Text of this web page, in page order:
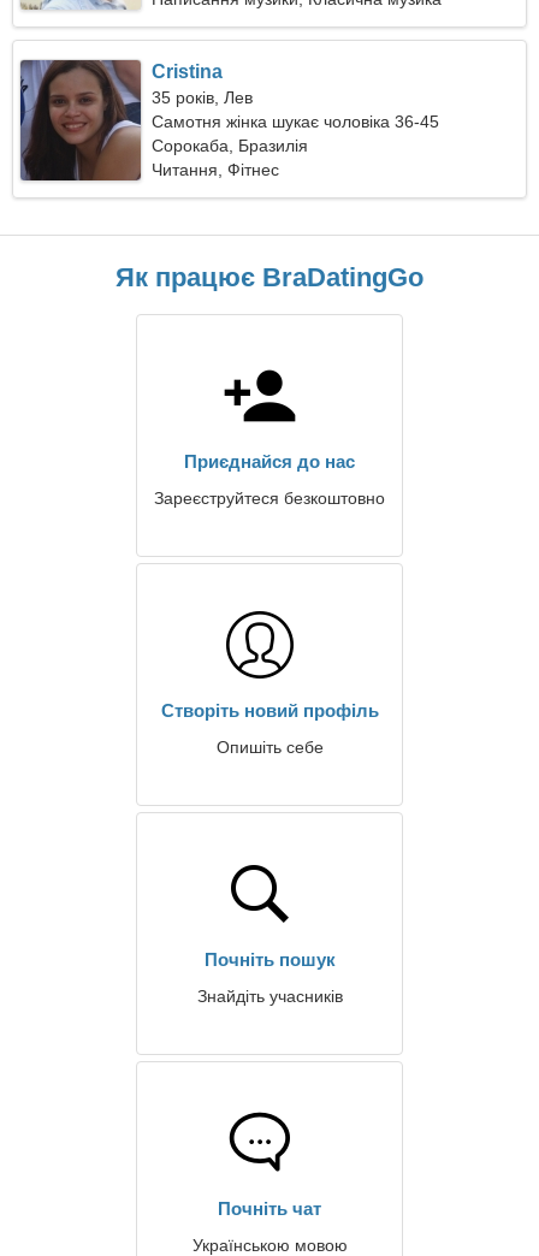
Cristina
35 років, Лев
Самотня жінка шукає чоловіка 36-45
Сорокаба, Бразилія
Читання, Фітнес
Як працює BraDatingGo
Приєднайся до нас
Зареєструйтеся безкоштовно
Створіть новий профіль
Опишіть себе
Почніть пошук
Знайдіть учасників
Почніть чат
Українською мовою